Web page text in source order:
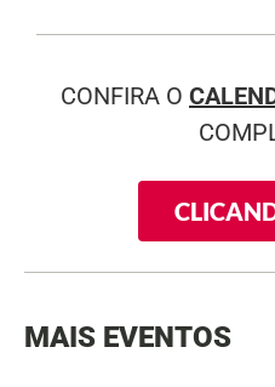
CONFIRA O
MAIS EVENTOS